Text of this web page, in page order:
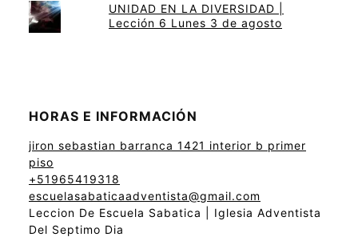
UNIDAD EN LA DIVERSIDAD |
Lección 6 Lunes 3 de agosto
HORAS E INFORMACIÓN
jiron sebastian barranca 1421 interior b primer
piso
+51965419318
escuelasabaticaadventista@gmail.com
Leccion De Escuela Sabatica | Iglesia Adventista
Del Septimo Dia